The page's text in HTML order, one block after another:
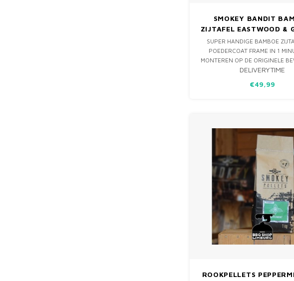
SMOKEY BANDIT
ZIJTAFEL EASTWOOD &
SUPER HANDIGE BAMBOE
POEDERCOAT FRAME IN 1
MONTEREN OP DE ORIGINELE
BOUTEN VAN JE SMOKEY
DELIVERYTIME
€49,99
ROOKPELLETS